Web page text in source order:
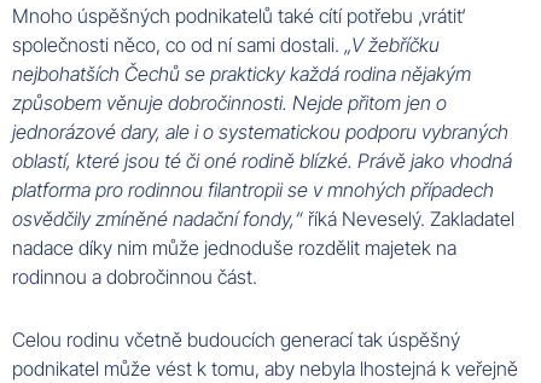
Mnoho úspěšných podnikatelů také cítí potřebu ‚vrátit‘
společnosti něco, co od ní sami dostali. „V žebříčku
nejbohatších Čechů se prakticky každá rodina nějakým
způsobem věnuje dobročinnosti. Nejde přitom jen o
jednorázové dary, ale i o systematickou podporu vybraných
oblastí, které jsou té či oné rodině blízké. Právě jako vhodná
platforma pro rodinnou filantropii se v mnohých případech
osvědčily zmíněné nadační fondy,“ říká Neveselý. Zakladatel
nadace díky nim může jednoduše rozdělit majetek na
rodinnou a dobročinnou část.
Celou rodinu včetně budoucích generací tak úspěšný
podnikatel může vést k tomu, aby nebyla lhostejná k veřejně